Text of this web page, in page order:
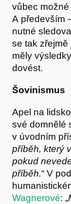
vůbec
A především
nutné
se tak
měly
dovést.
Šovinismus
Apel na
své domnělé
v úvodním
příběh, který
pokud
příběh.“ V
Wagnerové: „